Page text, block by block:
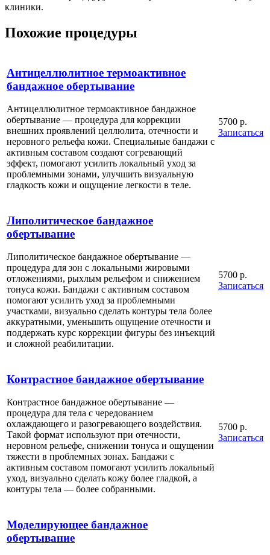
клиники.
Похожие процедуры
Антицеллюлитное термоактивное
бандажное обертывание
Антицеллюлитное термоактивное бандажное
обертывание — процедура для коррекции
внешних проявлений целлюлита, отечности и
неровного рельефа кожи. Специальные бандажи с
активным составом создают согревающий
эффект, помогают усилить локальный уход за
проблемными зонами, улучшить визуальную
гладкость кожи и ощущение легкости в теле.
5700 р.
Записаться
Липолитическое бандажное
обертывание
Липолитическое бандажное обертывание —
процедура для зон с локальными жировыми
отложениями, рыхлым рельефом и снижением
тонуса кожи. Бандажи с активным составом
помогают усилить уход за проблемными
участками, визуально сделать контуры тела более
аккуратными, уменьшить ощущение отечности и
поддержать курс коррекции фигуры без инъекций
и сложной реабилитации.
5700 р.
Записаться
Контрастное бандажное обертывание
Контрастное бандажное обертывание —
процедура для тела с чередованием
охлаждающего и разогревающего воздействия.
Такой формат используют при отечности,
неровном рельефе, снижении тонуса и ощущении
тяжести в проблемных зонах. Бандажи с
активным составом помогают усилить локальный
уход, визуально сделать кожу более гладкой, а
контуры тела — более собранными.
5700 р.
Записаться
Моделирующее бандажное
обертывание